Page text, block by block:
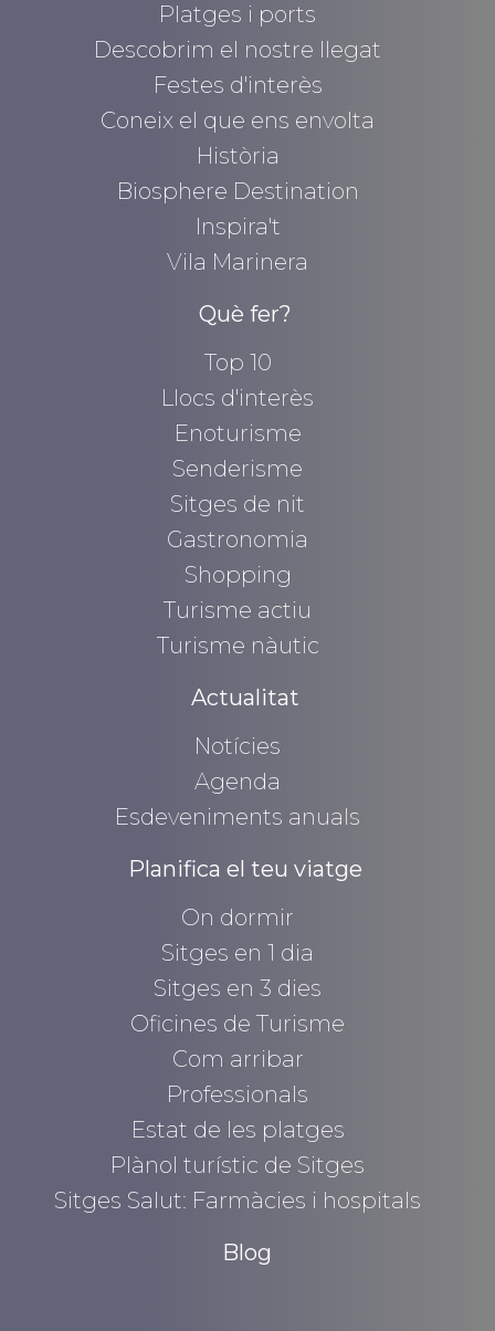
Platges i ports
Descobrim el nostre llegat
Festes d'interès
Coneix el que ens envolta
Història
Biosphere Destination
Inspira't
Vila Marinera
Què fer?
Top 10
Llocs d'interès
Enoturisme
Senderisme
Sitges de nit
Gastronomia
Shopping
Turisme actiu
Turisme nàutic
Actualitat
Notícies
Agenda
Esdeveniments anuals
Planifica el teu viatge
On dormir
Sitges en 1 dia
Sitges en 3 dies
Oficines de Turisme
Com arribar
Professionals
Estat de les platges
Plànol turístic de Sitges
Sitges Salut: Farmàcies i hospitals
Blog